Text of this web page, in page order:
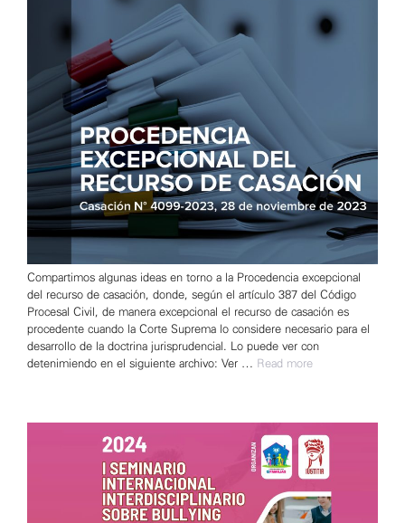
Compartimos algunas ideas en torno a la Procedencia excepcional
del recurso de casación, donde, según el artículo 387 del Código
Procesal Civil, de manera excepcional el recurso de casación es
procedente cuando la Corte Suprema lo considere necesario para el
desarrollo de la doctrina jurisprudencial. Lo puede ver con
detenimiendo en el siguiente archivo: Ver …
Read more